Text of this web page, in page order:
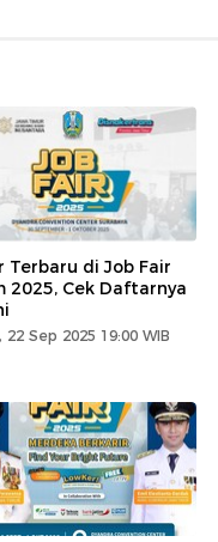
Terbaru di Job Fair
2025, Cek Daftarnya
22 Sep 2025 19:00 WIB